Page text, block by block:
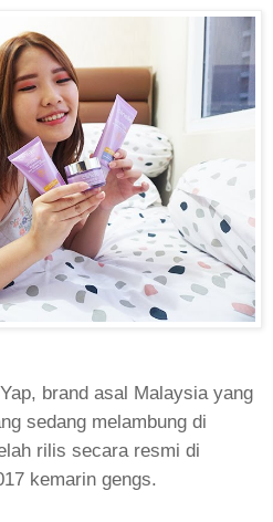
Yap, brand asal Malaysia yang
sedang melambung di
rilis secara resmi di
kemarin gengs.